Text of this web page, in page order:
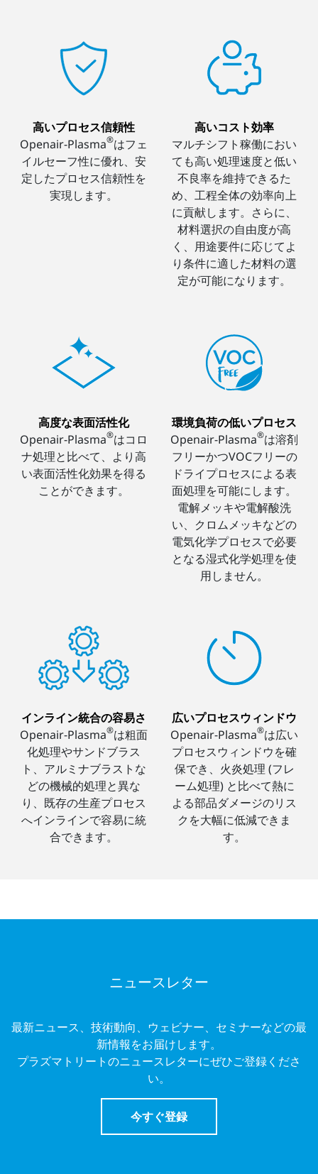
高いプロセス信頼性
Openair-Plasma®はフェ
イルセーフ性に優れ、安
定したプロセス信頼性を
実現します。
高いコスト効率
マルチシフト稼働におい
ても高い処理速度と低い
不良率を維持できるた
め、工程全体の効率向上
に貢献します。さらに、
材料選択の自由度が高
く、用途要件に応じてよ
り条件に適した材料の選
定が可能になります。
高度な表面活性化
Openair-Plasma®はコロ
ナ処理と比べて、より高
い表面活性化効果を得る
ことができます。
環境負荷の低いプロセス
Openair-Plasma®は溶剤
フリーかつVOCフリーの
ドライプロセスによる表
面処理を可能にします。
電解メッキや電解酸洗
い、クロムメッキなどの
電気化学プロセスで必要
となる湿式化学処理を使
用しません。
インライン統合の容易さ
Openair-Plasma®は粗面
化処理やサンドブラス
ト、アルミナブラストな
どの機械的処理と異な
り、既存の生産プロセス
へインラインで容易に統
合できます。
広いプロセスウィンドウ
Openair-Plasma®は広い
プロセスウィンドウを確
保でき、火炎処理 (フレ
ーム処理) と比べて熱に
よる部品ダメージのリス
クを大幅に低減できま
す。
ニュースレター
最新ニュース、技術動向、ウェビナー、セミナーなどの最
新情報をお届けします。
プラズマトリートのニュースレターにぜひご登録くださ
い。
今すぐ登録